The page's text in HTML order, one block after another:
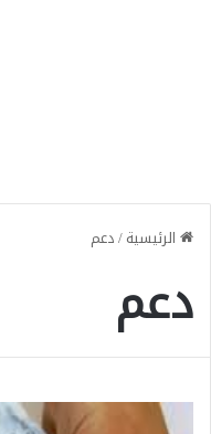
الرئيسية/دعم
دعم